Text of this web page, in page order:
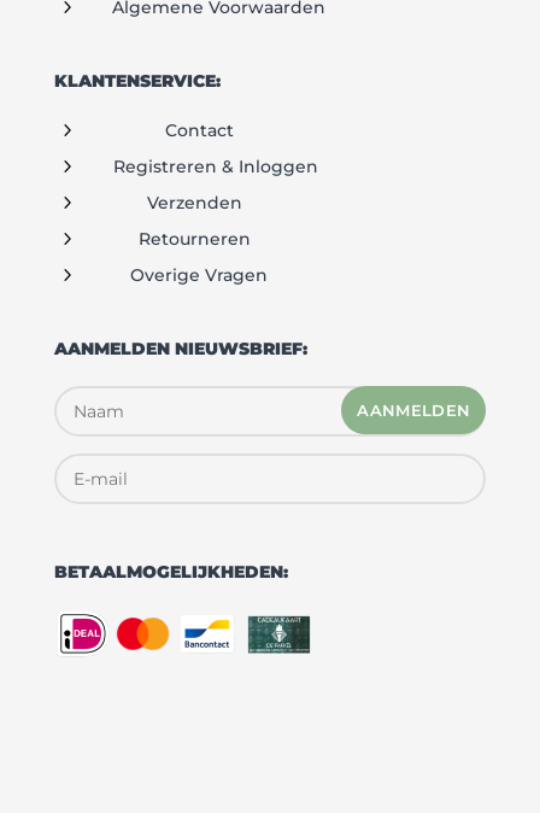
5 Algemene Voorwaarden
KLANTENSERVICE:
5 Contact
5 Registreren & Inloggen
5 Verzenden
5 Retourneren
5 Overige Vragen
AANMELDEN NIEUWSBRIEF:
AANMELDEN
BETAALMOGELIJKHEDEN: